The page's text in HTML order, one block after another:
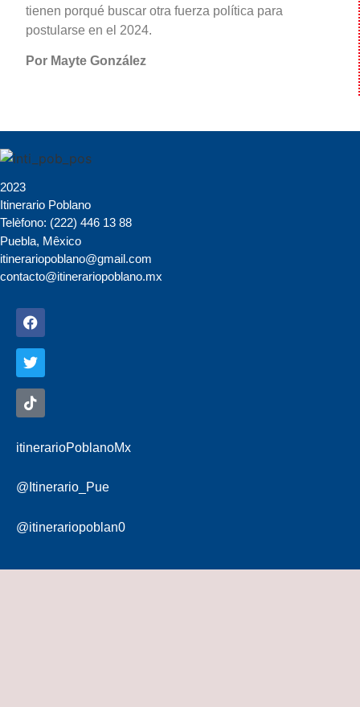
tienen porqué buscar otra fuerza política para
postularse en el 2024.
Por Mayte González
2023
Itinerario Poblano
Telèfono: (222) 446 13 88
Puebla, Mêxico
itinerariopoblano@gmail.com
contacto@itinerariopoblano.mx
itinerarioPoblanoMx
@Itinerario_Pue
@itinerariopoblan0